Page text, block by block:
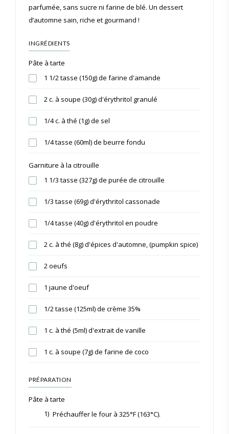
parfumée, sans sucre ni farine de blé. Un dessert
d’automne sain, riche et gourmand !
INGRÉDIENTS
Pâte à tarte
1 1/2 tasse (150g) de farine d'amande
2 c. à soupe (30g) d'érythritol granulé
1/4 c. à thé (1g) de sel
1/4 tasse (60ml) de beurre fondu
Garniture à la citrouille
1 1/3 tasse (327g) de purée de citrouille
1/3 tasse (69g) d'érythritol cassonade
1/4 tasse (40g) d'érythritol en poudre
2 c. à thé (8g) d'épices d'automne, (pumpkin spice)
2 oeufs
1 jaune d'oeuf
1/2 tasse (125ml) de crème 35%
1 c. à thé (5ml) d'extrait de vanille
1 c. à soupe (7g) de farine de coco
PRÉPARATION
Pâte à tarte
1) Préchauffer le four à 325°F (163°C).